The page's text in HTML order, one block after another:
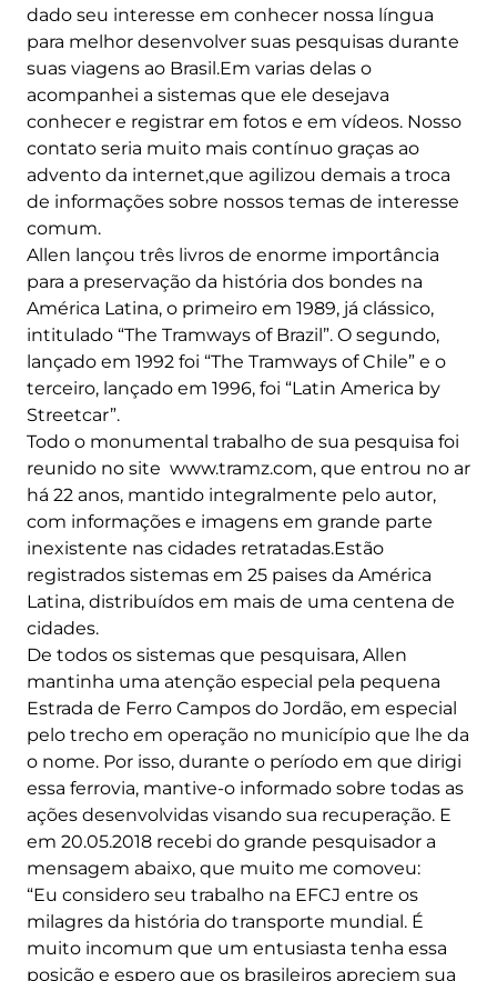
dado seu interesse em conhecer nossa língua
para melhor desenvolver suas pesquisas durante
suas viagens ao Brasil.Em varias delas o
acompanhei a sistemas que ele desejava
conhecer e registrar em fotos e em vídeos. Nosso
contato seria muito mais contínuo graças ao
advento da internet,que agilizou demais a troca
de informações sobre nossos temas de interesse
comum.
Allen lançou três livros de enorme importância
para a preservação da história dos bondes na
América Latina, o primeiro em 1989, já clássico,
intitulado “The Tramways of Brazil”. O segundo,
lançado em 1992 foi “The Tramways of Chile” e o
terceiro, lançado em 1996, foi “Latin America by
Streetcar”.
Todo o monumental trabalho de sua pesquisa foi
reunido no site www.tramz.com, que entrou no ar
há 22 anos, mantido integralmente pelo autor,
com informações e imagens em grande parte
inexistente nas cidades retratadas.Estão
registrados sistemas em 25 paises da América
Latina, distribuídos em mais de uma centena de
cidades.
De todos os sistemas que pesquisara, Allen
mantinha uma atenção especial pela pequena
Estrada de Ferro Campos do Jordão, em especial
pelo trecho em operação no município que lhe da
o nome. Por isso, durante o período em que dirigi
essa ferrovia, mantive-o informado sobre todas as
ações desenvolvidas visando sua recuperação. E
em 20.05.2018 recebi do grande pesquisador a
mensagem abaixo, que muito me comoveu:
“Eu considero seu trabalho na EFCJ entre os
milagres da história do transporte mundial. É
muito incomum que um entusiasta tenha essa
posição e espero que os brasileiros apreciem sua